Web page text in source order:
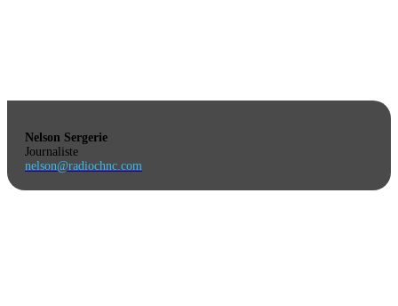
Nelson Sergerie
Journaliste
nelson@radiochnc.com